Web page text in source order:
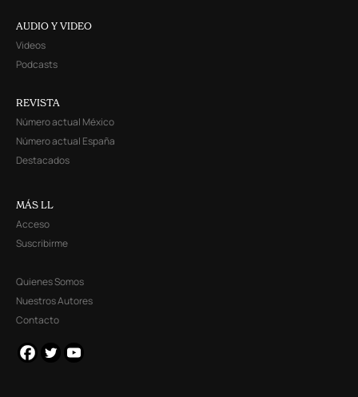
AUDIO Y VIDEO
Videos
Podcasts
REVISTA
Número actual México
Número actual España
Destacados
MÁS LL
Acceso
Suscribirme
Quienes Somos
Nuestros Autores
Contacto